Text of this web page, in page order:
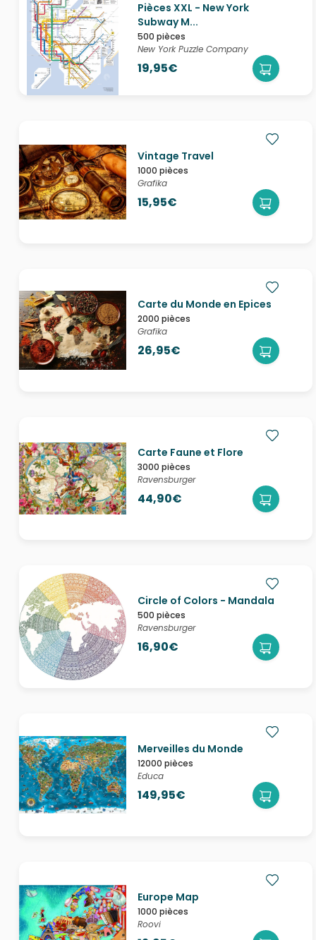
Pièces XXL - New York
Subway M...
500 pièces
New York Puzzle Company
19,95€
Vintage Travel
1000 pièces
Grafika
15,95€
Carte du Monde en Epices
2000 pièces
Grafika
26,95€
Carte Faune et Flore
3000 pièces
Ravensburger
44,90€
Circle of Colors - Mandala
500 pièces
Ravensburger
16,90€
Merveilles du Monde
12000 pièces
Educa
149,95€
Europe Map
1000 pièces
Roovi